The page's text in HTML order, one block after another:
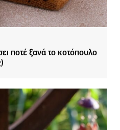
ποτέ ξανά το κοτόπουλο